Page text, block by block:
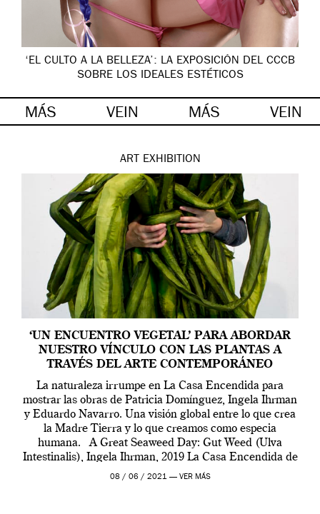
‘EL CULTO A LA BELLEZA’: LA EXPOSICIÓN DEL CCCB
SOBRE LOS IDEALES ESTÉTICOS
MÁS VEIN MÁS VEIN
ART EXHIBITION
‘UN ENCUENTRO VEGETAL’ PARA ABORDAR
NUESTRO VÍNCULO CON LAS PLANTAS A
TRAVÉS DEL ARTE CONTEMPORÁNEO
La naturaleza irrumpe en La Casa Encendida para
mostrar las obras de Patricia Domínguez, Ingela Ihrman
y Eduardo Navarro. Una visión global entre lo que crea
la Madre Tierra y lo que creamos como especia
humana. A Great Seaweed Day: Gut Weed (Ulva
Intestinalis), Ingela Ihrman, 2019 La Casa Encendida de
Madrid y la Wellcome […]
08 / 06 / 2021 — VER MÁS